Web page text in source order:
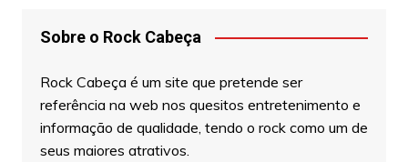
Sobre o Rock Cabeça
Rock Cabeça é um site que pretende ser
referência na web nos quesitos entretenimento e
informação de qualidade, tendo o rock como um de
seus maiores atrativos.